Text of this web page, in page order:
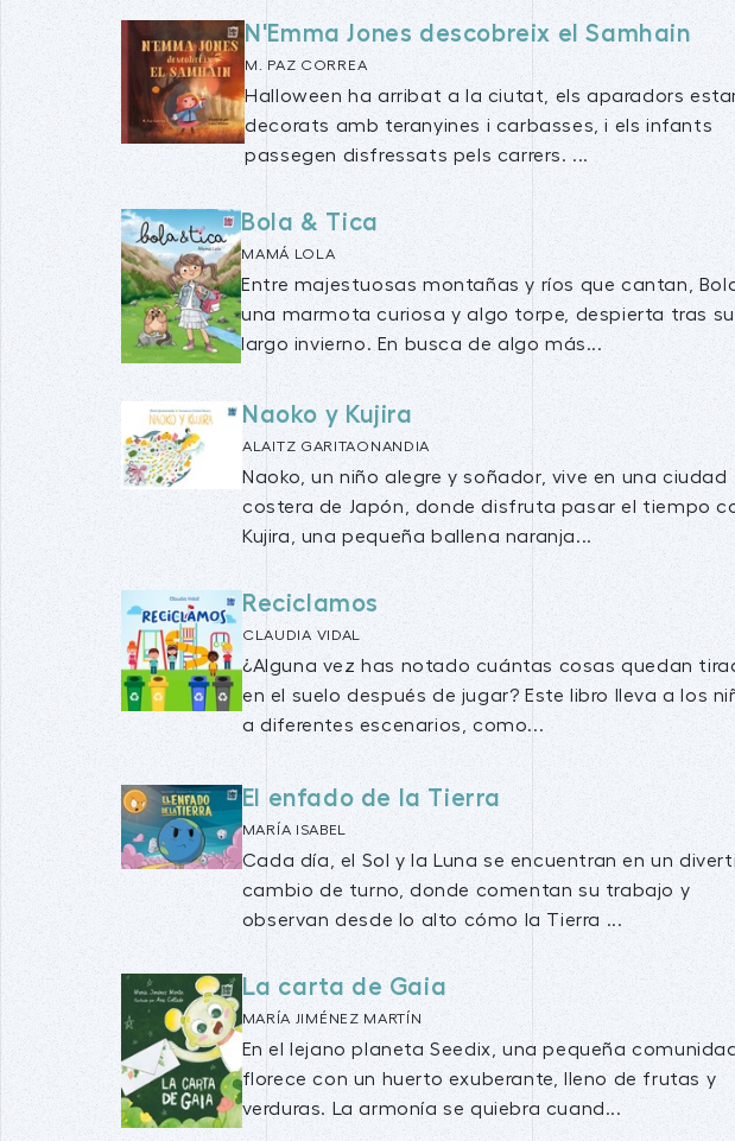
N'Emma Jones descobreix el Samhain
M. PAZ CORREA
Halloween ha arribat a la ciutat, els aparadors
decorats amb teranyines i carbasses, i els infants
passegen disfressats pels carrers. ...
Bola & Tica
MAMÁ LOLA
Entre majestuosas montañas y ríos que cantan,
una marmota curiosa y algo torpe, despierta tras su
largo invierno. En busca de algo más...
Naoko y Kujira
ALAITZ GARITAONANDIA
Naoko, un niño alegre y soñador, vive en una ciudad
costera de Japón, donde disfruta pasar el tiempo
Kujira, una pequeña ballena naranja...
Reciclamos
CLAUDIA VIDAL
¿Alguna vez has notado cuántas cosas quedan
en el suelo después de jugar? Este libro lleva a los
a diferentes escenarios, como...
El enfado de la Tierra
MARÍA ISABEL
Cada día, el Sol y la Luna se encuentran en un
cambio de turno, donde comentan su trabajo y
observan desde lo alto cómo la Tierra ...
La carta de Gaia
MARÍA JIMÉNEZ MARTÍN
En el lejano planeta Seedix, una pequeña comunidad
florece con un huerto exuberante, lleno de frutas y
verduras. La armonía se quiebra cuand...